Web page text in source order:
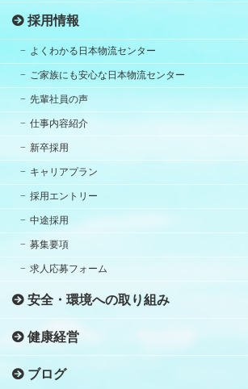
採用情報
よくわかる日本物流センター
ご家族にも安心な日本物流センター
先輩社員の声
仕事内容紹介
新卒採用
キャリアプラン
採用エントリー
中途採用
募集要項
求人応募フォーム
安全・環境への取り組み
健康経営
ブログ